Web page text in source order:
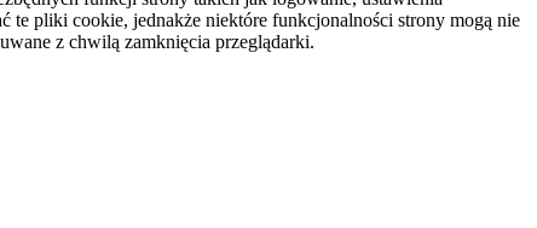
te pliki cookie, jednakże niektóre funkcjonalności strony mogą nie
z chwilą zamknięcia przeglądarki.